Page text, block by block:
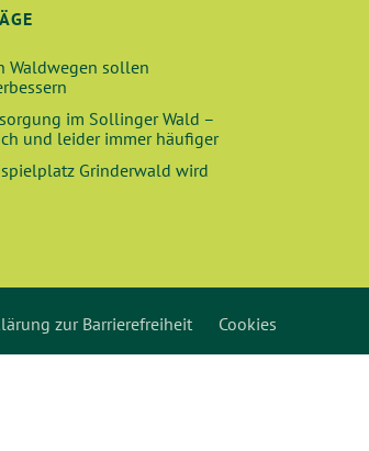
Waldwegen sollen
im Sollinger Wald –
und leider immer häufiger
Grinderwald wird
zur Barrierefreiheit Cookies